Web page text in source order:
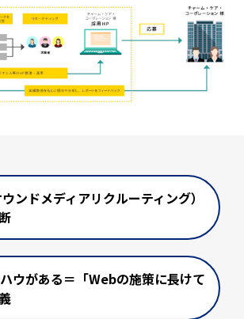
ンドメディアリクルーティング）
ウがある＝「Webの施策に長けて